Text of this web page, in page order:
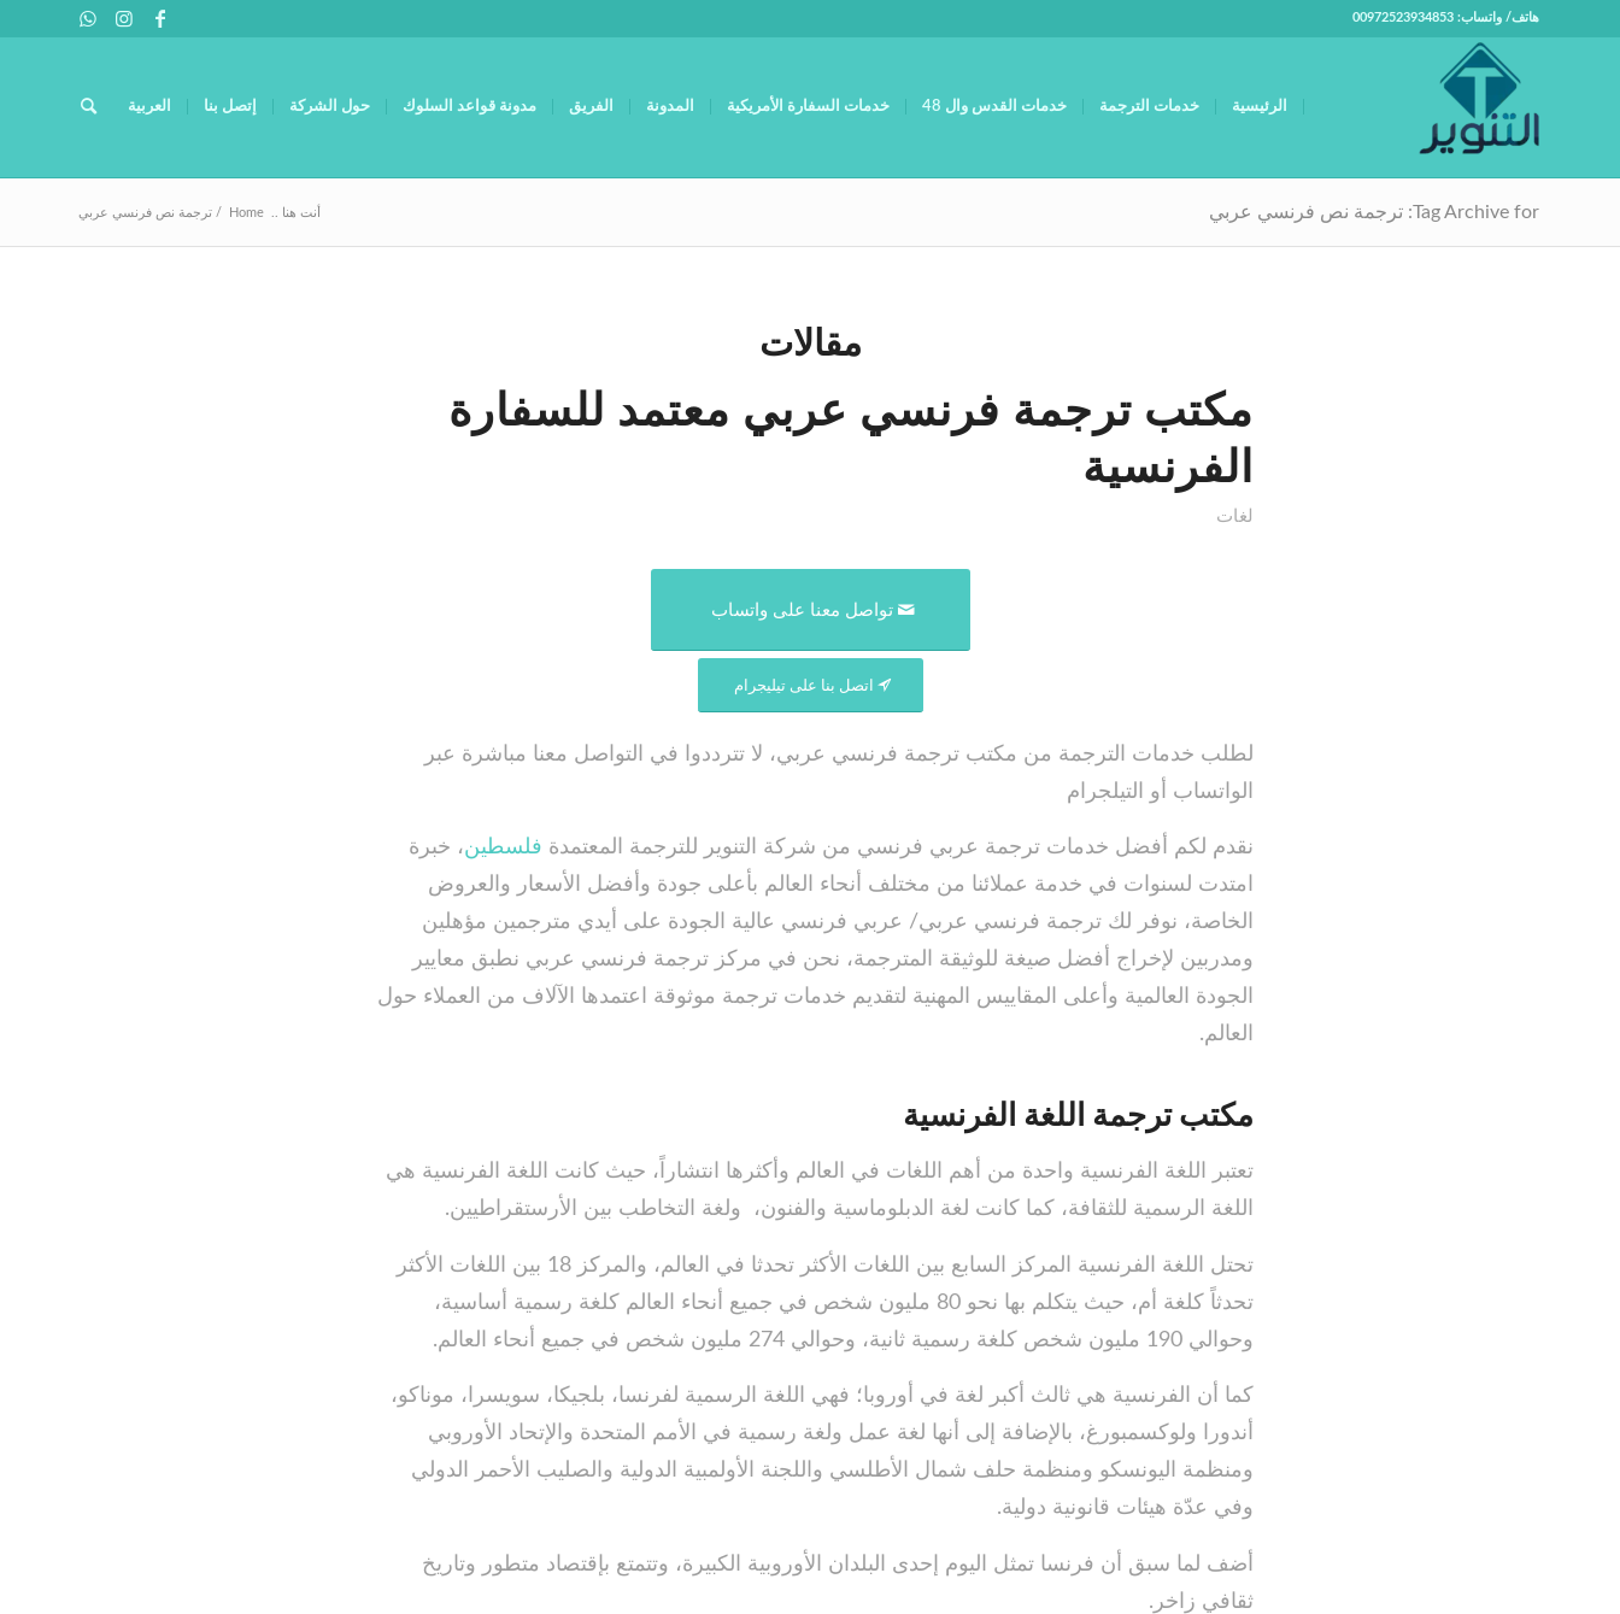
هاتف/ واتساب: 00972523934853
الرئيسية خدمات الترجمة خدمات القدس وال 48 خدمات السفارة الأمريكية المدونة الفريق مدونة قواعد السلوك حول الشركة إتصل بنا العربية
Tag Archive for: ترجمة نص فرنسي عربي أنت هنا .. Home
/ ترجمة نص فرنسي عربي
مقالات
مكتب ترجمة فرنسي عربي معتمد للسفارة
الفرنسية
لغات
تواصل معنا على واتساب
اتصل بنا على تيليجرام
لطلب خدمات الترجمة من مكتب ترجمة فرنسي عربي، لا تترددوا في التواصل معنا مباشرة عبر
الواتساب أو التيلجرام
نقدم لكم أفضل خدمات ترجمة عربي فرنسي من شركة التنوير للترجمة المعتمدة فلسطين، خبرة
امتدت لسنوات في خدمة عملائنا من مختلف أنحاء العالم بأعلى جودة وأفضل الأسعار والعروض
الخاصة، نوفر لك ترجمة فرنسي عربي/ عربي فرنسي عالية الجودة على أيدي مترجمين مؤهلين
ومدربين لإخراج أفضل صيغة للوثيقة المترجمة، نحن في مركز ترجمة فرنسي عربي نطبق معايير
الجودة العالمية وأعلى المقاييس المهنية لتقديم خدمات ترجمة موثوقة اعتمدها الآلاف من العملاء حول
العالم.
مكتب ترجمة اللغة الفرنسية
تعتبر اللغة الفرنسية واحدة من أهم اللغات في العالم وأكثرها انتشاراً، حيث كانت اللغة الفرنسية هي
اللغة الرسمية للثقافة، كما كانت لغة الدبلوماسية والفنون، ولغة التخاطب بين الأرستقراطيين.
تحتل اللغة الفرنسية المركز السابع بين اللغات الأكثر تحدثا في العالم، والمركز 18 بين اللغات الأكثر
تحدثاً كلغة أم، حيث يتكلم بها نحو 80 مليون شخص في جميع أنحاء العالم كلغة رسمية أساسية،
وحوالي 190 مليون شخص كلغة رسمية ثانية، وحوالي 274 مليون شخص في جميع أنحاء العالم.
كما أن الفرنسية هي ثالث أكبر لغة في أوروبا؛ فهي اللغة الرسمية لفرنسا، بلجيكا، سويسرا، موناكو،
أندورا ولوكسمبورغ، بالإضافة إلى أنها لغة عمل ولغة رسمية في الأمم المتحدة والإتحاد الأوروبي
ومنظمة اليونسكو ومنظمة حلف شمال الأطلسي واللجنة الأولمبية الدولية والصليب الأحمر الدولي
وفي عدّة هيئات قانونية دولية.
أضف لما سبق أن فرنسا تمثل اليوم إحدى البلدان الأوروبية الكبيرة، وتتمتع بإقتصاد متطور وتاريخ
ثقافي زاخر.